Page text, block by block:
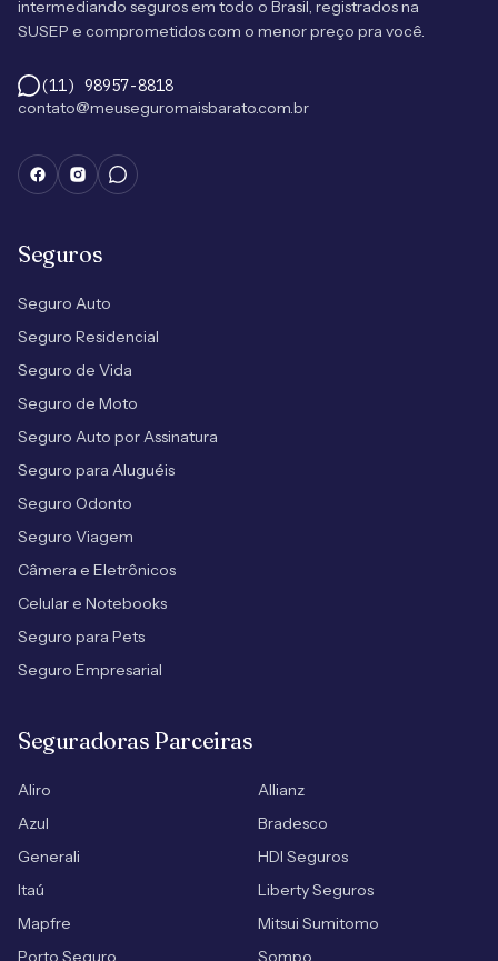
intermediando seguros em todo o Brasil, registrados na
SUSEP e comprometidos com o menor preço pra você.
(11) 98957-8818
contato@meuseguromaisbarato.com.br
Seguros
Seguro Auto
Seguro Residencial
Seguro de Vida
Seguro de Moto
Seguro Auto por Assinatura
Seguro para Aluguéis
Seguro Odonto
Seguro Viagem
Câmera e Eletrônicos
Celular e Notebooks
Seguro para Pets
Seguro Empresarial
Seguradoras Parceiras
Aliro
Allianz
Azul
Bradesco
Generali
HDI Seguros
Itaú
Liberty Seguros
Mapfre
Mitsui Sumitomo
Porto Seguro
Sompo